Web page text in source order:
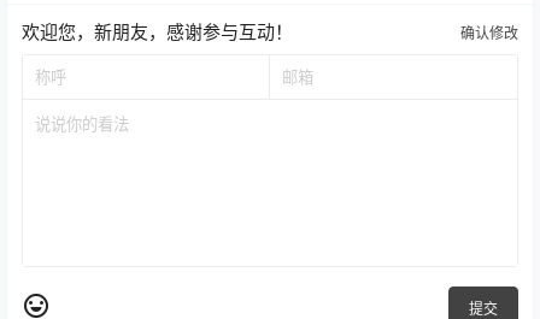
欢迎您，新朋友，感谢参与互动！ 确认修改
提交